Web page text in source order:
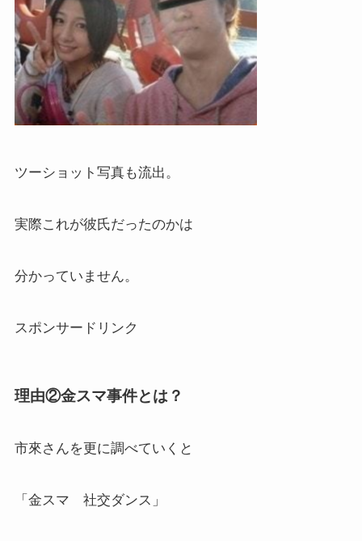
ツーショット写真も流出。
実際これが彼氏だったのかは
分かっていません。
スポンサードリンク
理由②金スマ事件とは？
市來さんを更に調べていくと
「金スマ 社交ダンス」